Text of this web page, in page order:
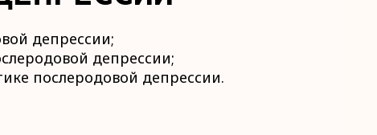
депрессии;
депрессии;
послеродовой депрессии.